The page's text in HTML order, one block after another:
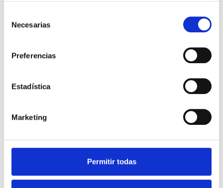
Necesarias
Preferencias
Estadística
Marketing
Permitir todas
El sueño del bebé